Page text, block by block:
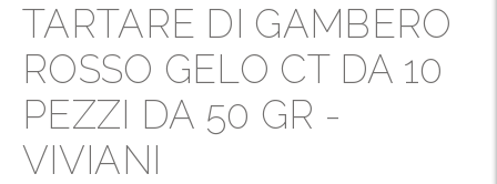
TARTARE DI GAMBERO
ROSSO GELO CT DA 10
PEZZI DA 50 GR -
VIVIANI